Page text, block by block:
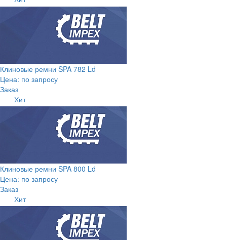
Клиновые ремни SPA 782 Ld
Цена: по запросу
Заказ
Хит
Клиновые ремни SPA 800 Ld
Цена: по запросу
Заказ
Хит